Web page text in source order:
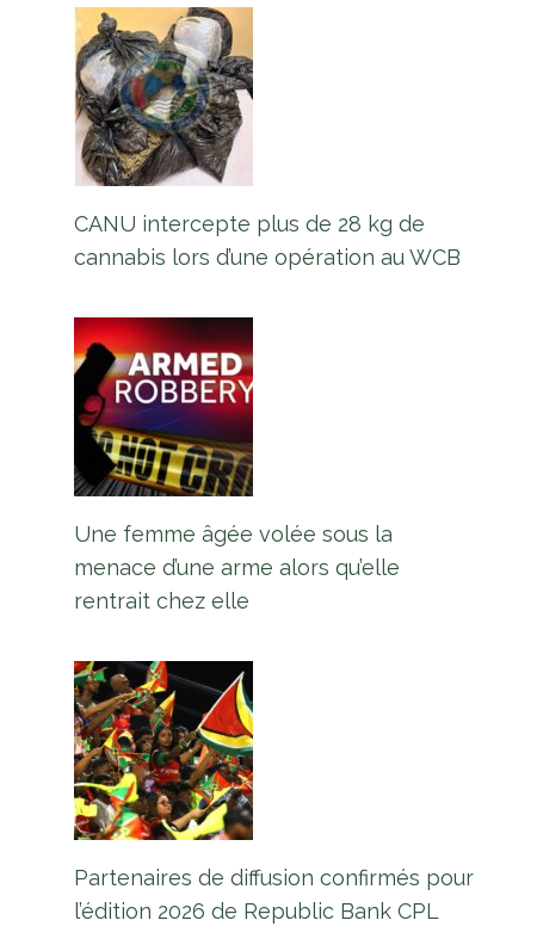
Kares One Guyana T10 Blast:
Eccles, Diamond, The Guard
CANU intercepte plus de 28 kg de
cannabis lors d’une opération au WCB
Une femme âgée volée sous la
menace d’une arme alors qu’elle
rentrait chez elle
Partenaires de diffusion confirmés pour
l’édition 2026 de Republic Bank CPL